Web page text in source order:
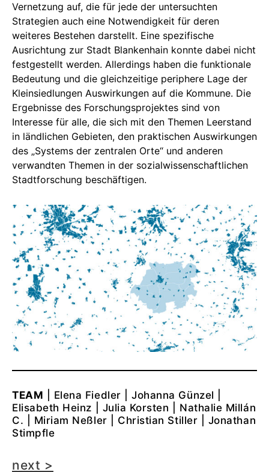
Vernetzung auf, die für jede der untersuchten
Strategien auch eine Notwendigkeit für deren
weiteres Bestehen darstellt. Eine spezifische
Ausrichtung zur Stadt Blankenhain konnte dabei nicht
festgestellt werden. Allerdings haben die funktionale
Bedeutung und die gleichzeitige periphere Lage der
Kleinsiedlungen Auswirkungen auf die Kommune. Die
Ergebnisse des Forschungsprojektes sind von
Interesse für alle, die sich mit den Themen Leerstand
in ländlichen Gebieten, den praktischen Auswirkungen
des „Systems der zentralen Orte“ und anderen
verwandten Themen in der sozialwissenschaftlichen
Stadtforschung beschäftigen.
TEAM | Elena Fiedler | Johanna Günzel |
Elisabeth Heinz | Julia Korsten | Nathalie Millán
C. | Miriam Neßler | Christian Stiller | Jonathan
Stimpfle
next >